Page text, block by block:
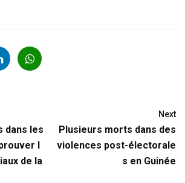
dans les
l
de la
Next
Plusieurs morts dans des
violences post-électorale
s en Guinée